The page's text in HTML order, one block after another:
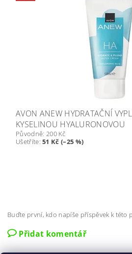
AVON ANEW HYDRATAČNÍ
KYSELINOU HYALURONOVOU
Původně: 200 Kč
Ušetříte:51 Kč (–25 %)
Buďte první, kdo napíše příspěvek k této
Přidat komentář